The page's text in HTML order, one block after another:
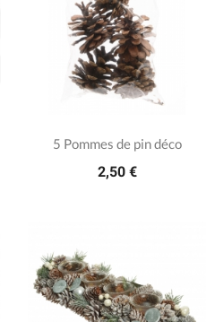
5 Pommes de pin déco
2,50 €